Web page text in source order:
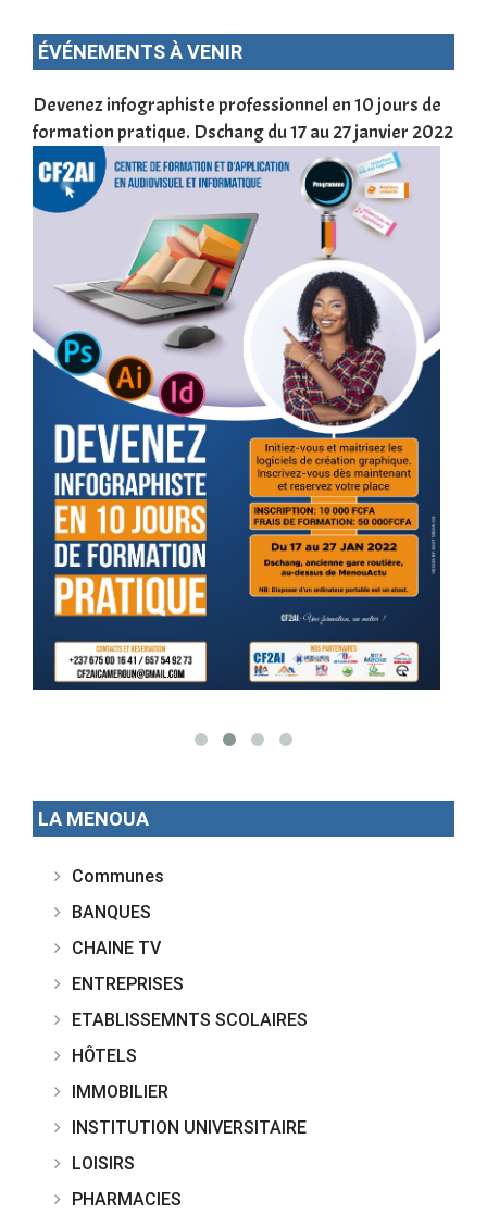
ÉVÉNEMENTS À VENIR
Devenez infographiste professionnel en 10 jours de
formation pratique. Dschang du 17 au 27 janvier 2022
LA MENOUA
Communes
BANQUES
CHAINE TV
ENTREPRISES
ETABLISSEMNTS SCOLAIRES
HÔTELS
IMMOBILIER
INSTITUTION UNIVERSITAIRE
LOISIRS
PHARMACIES